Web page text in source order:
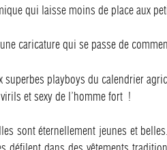
qui laisse moins de place aux
caricature qui se passe de
superbes playboys du calendrier
et sexy de l’homme fort !
sont éternellement jeunes et